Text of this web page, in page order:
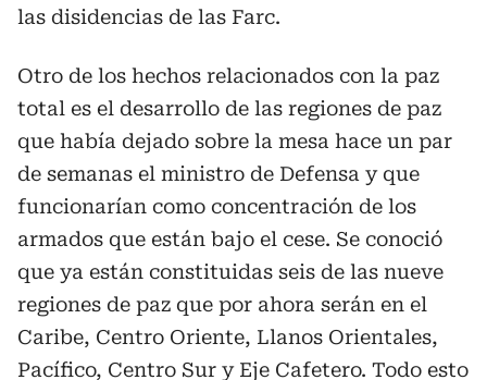
las disidencias de las Farc.
Otro de los hechos relacionados con la paz
total es el desarrollo de las regiones de paz
que había dejado sobre la mesa hace un par
de semanas el ministro de Defensa y que
funcionarían como concentración de los
armados que están bajo el cese. Se conoció
que ya están constituidas seis de las nueve
regiones de paz que por ahora serán en el
Caribe, Centro Oriente, Llanos Orientales,
Pacífico, Centro Sur y Eje Cafetero. Todo esto